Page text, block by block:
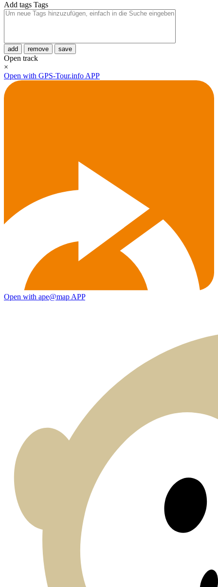
Add tags Tags
add remove save
Open track
×
Open with GPS-Tour.info APP
Open with ape@map APP